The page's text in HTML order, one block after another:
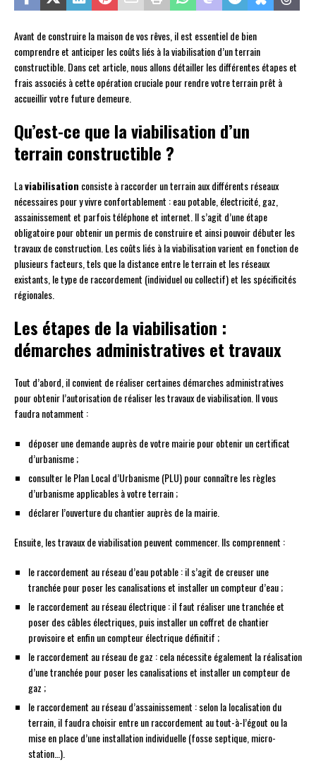
Avant de construire la maison de vos rêves, il est essentiel de bien
comprendre et anticiper les coûts liés à la viabilisation d’un terrain
constructible. Dans cet article, nous allons détailler les différentes étapes et
frais associés à cette opération cruciale pour rendre votre terrain prêt à
accueillir votre future demeure.
Qu’est-ce que la viabilisation d’un
terrain constructible ?
Laviabilisation consiste à raccorder un terrain aux différents réseaux
nécessaires pour y vivre confortablement : eau potable, électricité, gaz,
assainissement et parfois téléphone et internet. Il s’agit d’une étape
obligatoire pour obtenir un permis de construire et ainsi pouvoir débuter les
travaux de construction. Les coûts liés à la viabilisation varient en fonction de
plusieurs facteurs, tels que la distance entre le terrain et les réseaux
existants, le type de raccordement (individuel ou collectif) et les spécificités
régionales.
Les étapes de la viabilisation :
démarches administratives et travaux
Tout d’abord, il convient de réaliser certaines démarches administratives
pour obtenir l’autorisation de réaliser les travaux de viabilisation. Il vous
faudra notamment :
déposer une demande auprès de votre mairie pour obtenir un certificat
d’urbanisme ;
consulter le Plan Local d’Urbanisme (PLU) pour connaître les règles
d’urbanisme applicables à votre terrain ;
déclarer l’ouverture du chantier auprès de la mairie.
Ensuite, les travaux de viabilisation peuvent commencer. Ils comprennent :
le raccordement au réseau d’eau potable : il s’agit de creuser une
tranchée pour poser les canalisations et installer un compteur d’eau ;
le raccordement au réseau électrique : il faut réaliser une tranchée et
poser des câbles électriques, puis installer un coffret de chantier
provisoire et enfin un compteur électrique définitif ;
le raccordement au réseau de gaz : cela nécessite également la réalisation
d’une tranchée pour poser les canalisations et installer un compteur de
gaz ;
le raccordement au réseau d’assainissement : selon la localisation du
terrain, il faudra choisir entre un raccordement au tout-à-l’égout ou la
mise en place d’une installation individuelle (fosse septique, micro-
station…).